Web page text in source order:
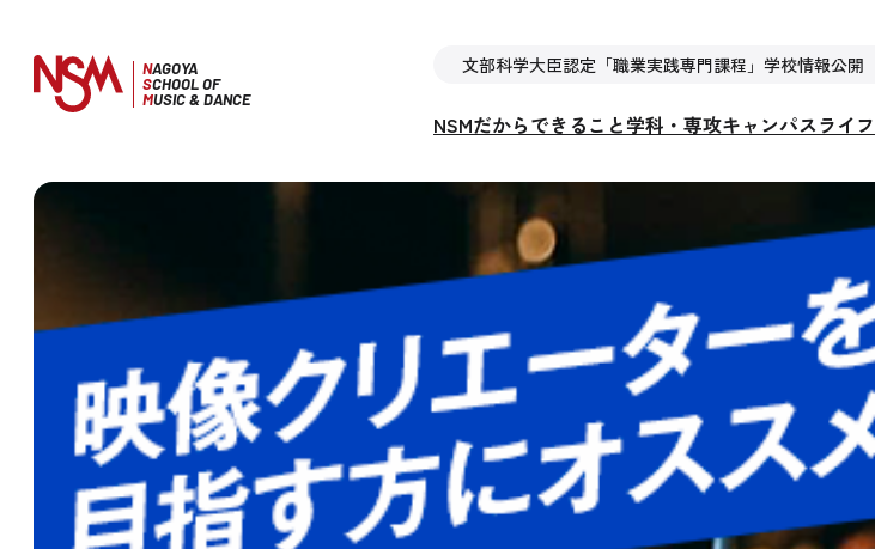
NAGOYA
SCHOOL OF
MUSIC & DANCE
文部科学大臣認定「職業実践専門課程」学校情報公開
NSMだからできること学科・専攻キャンパスライフ